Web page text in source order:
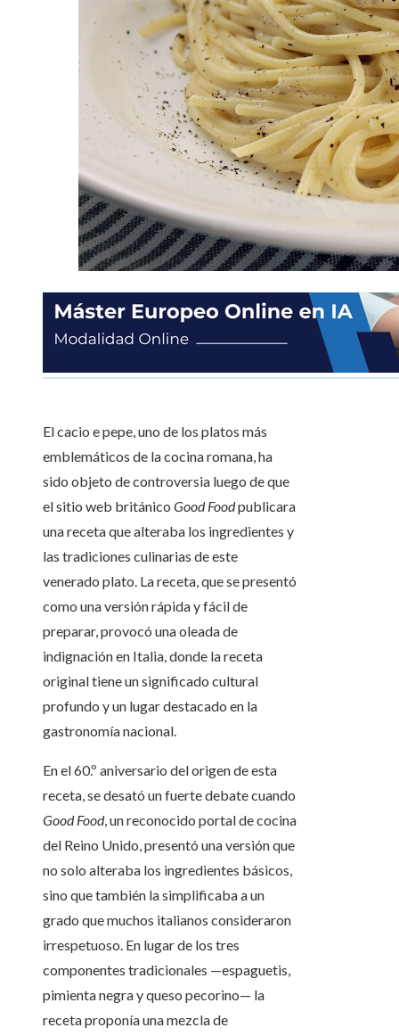
El cacio e pepe, uno de los platos más
emblemáticos de la cocina romana, ha
sido objeto de controversia luego de que
el sitio web británico Good Foodpublicara
una receta que alteraba los ingredientes y
las tradiciones culinarias de este
venerado plato. La receta, que se presentó
como una versión rápida y fácil de
preparar, provocó una oleada de
indignación en Italia, donde la receta
original tiene un significado cultural
profundo y un lugar destacado en la
gastronomía nacional.
En el 60.º aniversario del origen de esta
receta, se desató un fuerte debate cuando
Good Food, un reconocido portal de cocina
del Reino Unido, presentó una versión que
no solo alteraba los ingredientes básicos,
sino que también la simplificaba a un
grado que muchos italianos consideraron
irrespetuoso. En lugar de los tres
componentes tradicionales —espaguetis,
pimienta negra y queso pecorino— la
receta proponía una mezcla de